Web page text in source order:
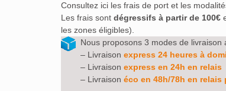
Consultez ici les frais de port et les
Les frais sont dégressifs à partir de 100€
les zones éligibles).
Nous proposons 3 modes de
– Livraison express 24 heures à
– Livraison express en 24h en relais
– Livraison éco en 48h/78h en relais